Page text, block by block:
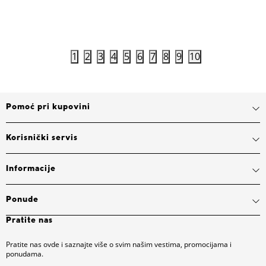
1 2 3 4 5 6 7 8 9 10
Pomoć pri kupovini
Korisnički servis
Informacije
Ponude
Pratite nas
Pratite nas ovde i saznajte više o svim našim vestima, promocijama i
ponudama.